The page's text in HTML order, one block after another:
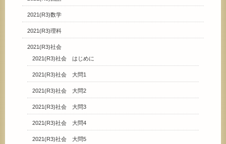
2021(R3)数学
2021(R3)理科
2021(R3)社会
2021(R3)社会 はじめに
2021(R3)社会 大問1
2021(R3)社会 大問2
2021(R3)社会 大問3
2021(R3)社会 大問4
2021(R3)社会 大問5